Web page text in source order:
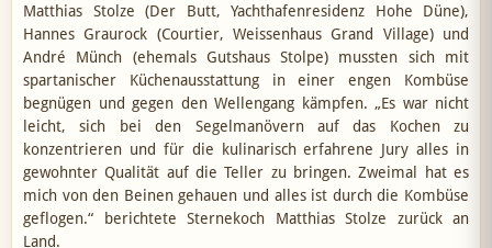
Matthias Stolze (Der Butt, Yachthafenresidenz Hohe Düne),
Hannes Graurock (Courtier, Weissenhaus Grand Village) und
André Münch (ehemals Gutshaus Stolpe) mussten sich mit
spartanischer Küchenausstattung in einer engen Kombüse
begnügen und gegen den Wellengang kämpfen. „Es war nicht
leicht, sich bei den Segelmanövern auf das Kochen zu
konzentrieren und für die kulinarisch erfahrene Jury alles in
gewohnter Qualität auf die Teller zu bringen. Zweimal hat es
mich von den Beinen gehauen und alles ist durch die Kombüse
geflogen.“ berichtete Sternekoch Matthias Stolze zurück an
Land.